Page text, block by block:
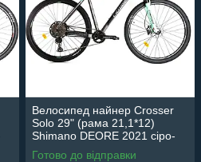
Велосипед найнер Crosser
Solo 29" (рама 21,1*12)
Shimano DEORE 2021 сіро-
зелений
Готово до відправки